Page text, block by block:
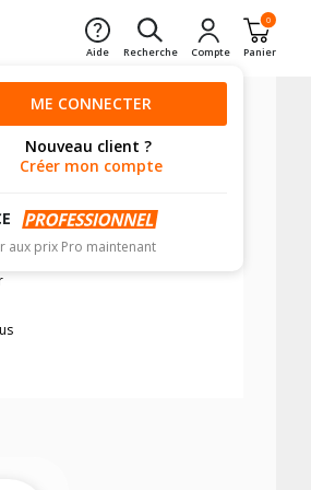
Aide Recherche Compte
0
Panier
ME CONNECTER
Nouveau client ?
Créer mon compte
aux prix Pro maintenant
bord de